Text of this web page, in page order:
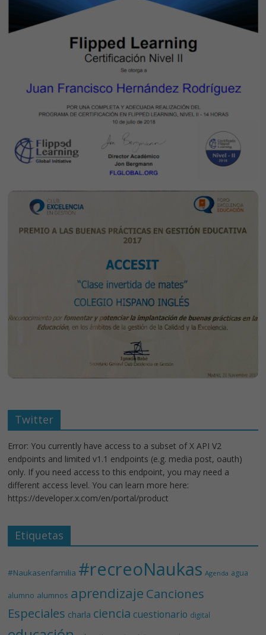
Twitter
Error: You currently have access to a subset of X API V2
endpoints and limited v1.1 endpoints (e.g. media post, oauth)
only. If you need access to this endpoint, you may need a
different access level. You can learn more here:
https://developer.x.com/en/portal/product
Etiquetas
#Naukasenfamilia #recreoNaukas Agenda agua
alumno alumnos aprendizaje Canciones
Especiales charla ciencia cuestionario digital